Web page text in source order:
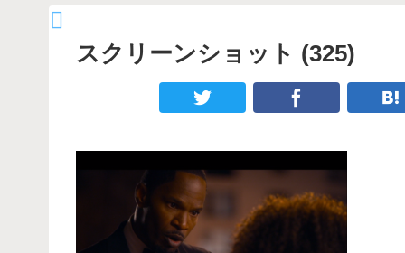
スクリーンショット (325)